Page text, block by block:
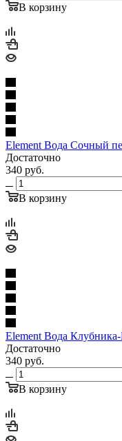
В корзину
Element Вода Сочный
Достаточно
340 руб.
В корзину
Element Вода
Достаточно
340 руб.
В корзину